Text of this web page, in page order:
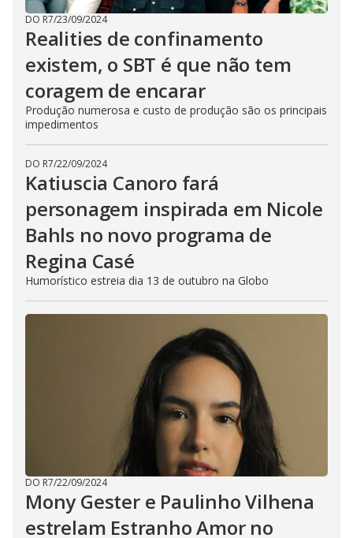
DO R7/23/09/2024
Realities de confinamento
existem, o SBT é que não tem
coragem de encarar
Produção numerosa e custo de produção são os principais
impedimentos
DO R7/22/09/2024
Katiuscia Canoro fará
personagem inspirada em Nicole
Bahls no novo programa de
Regina Casé
Humorístico estreia dia 13 de outubro na Globo
DO R7/22/09/2024
Mony Gester e Paulinho Vilhena
estrelam Estranho Amor no